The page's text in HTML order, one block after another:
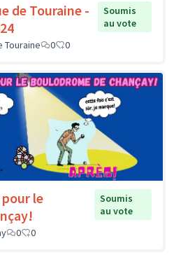
de Touraine -
Soumis
au vote
Touraine
0 0
le
Soumis
au vote
0 0